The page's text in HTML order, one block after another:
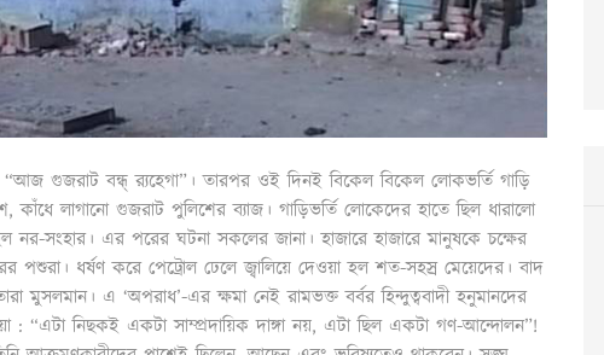
গুজরাট বন্ধ্‌ র‍্যহেগা”। তারপর ওই দিনই বিকেল বিকেল লোকভর্তি গাড়ি
কাঁধে লাগানো গুজরাট পুলিশের ব্যাজ। গাড়িভর্তি লোকেদের হাতে ছিল ধারালো
সংহার। এর পরের ঘটনা সকলের জানা। হাজারে হাজারে মানুষকে চক্ষের
পশুরা। ধর্ষণ করে পেট্রোল ঢেলে জ্বালিয়ে দেওয়া হল শত-সহস্র মেয়েদের। বাদ
মুসলমান। এ ‘অপরাধ’-এর ক্ষমা নেই রামভক্ত বর্বর হিন্দুত্ববাদী হনুমানদের
: “এটা নিছকই একটা সাম্প্রদায়িক দাঙ্গা নয়, এটা ছিল একটা গণ-আন্দোলন”!